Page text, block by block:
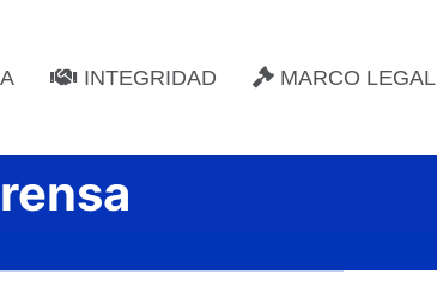
INTEGRIDAD MARCO LEGAL